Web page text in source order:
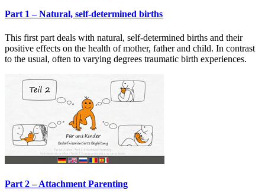
Part 1 – Natural, self-determined births
This first part deals with natural, self-determined births and their
positive effects on the health of mother, father and child. In contrast
to the usual, often to varying degrees traumatic birth experiences.
Part 2 – Attachment Parenting